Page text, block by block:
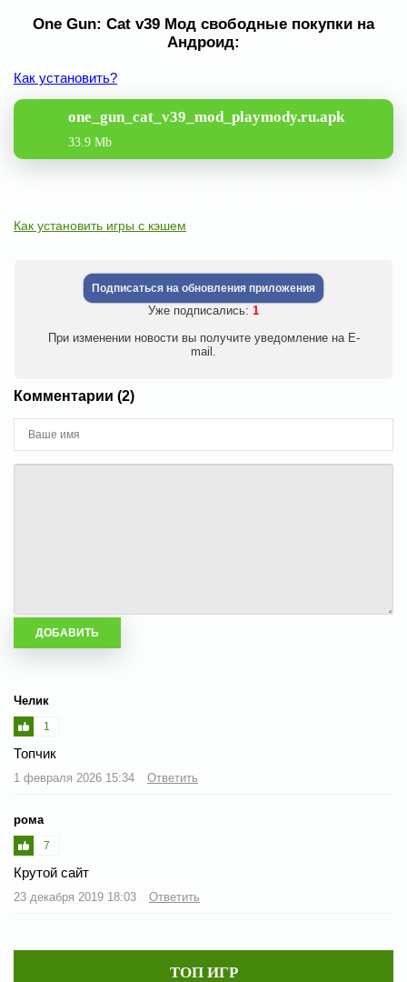
One Gun: Cat v39 Мод свободные покупки на
Андроид:
Как установить?
one_gun_cat_v39_mod_playmody.ru.apk
33.9 Mb
Как установить игры с кэшем
Подписаться на обновления приложения
Уже подписались: 1
При изменении новости вы получите уведомление на E-
mail.
Комментарии (2)
Челик
1
Топчик
1 февраля 2026 15:34 Ответить
рома
7
Крутой сайт
23 декабря 2019 18:03 Ответить
ТОП ИГР